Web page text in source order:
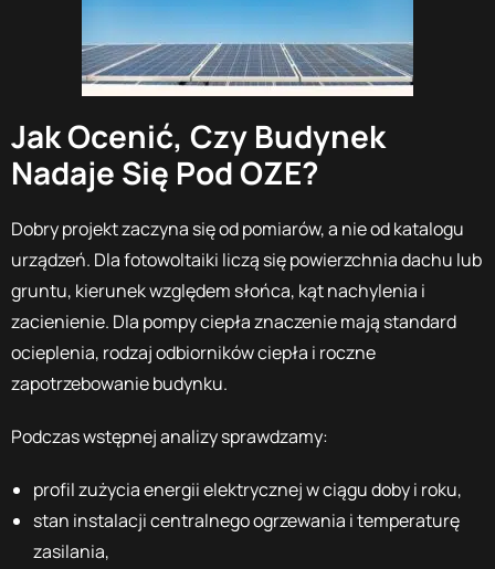
Jak Ocenić, Czy Budynek
Nadaje Się Pod OZE?
Dobry projekt zaczyna się od pomiarów, a nie od katalogu
urządzeń. Dla fotowoltaiki liczą się powierzchnia dachu lub
gruntu, kierunek względem słońca, kąt nachylenia i
zacienienie. Dla pompy ciepła znaczenie mają standard
ocieplenia, rodzaj odbiorników ciepła i roczne
zapotrzebowanie budynku.
Podczas wstępnej analizy sprawdzamy:
profil zużycia energii elektrycznej w ciągu doby i roku,
stan instalacji centralnego ogrzewania i temperaturę
zasilania,